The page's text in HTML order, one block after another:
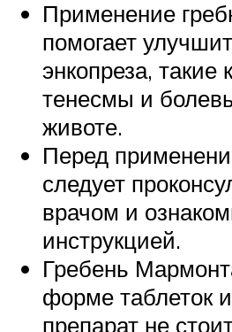
Применение
помогает
энкопреза, такие
тенесмы и
животе.
Перед
следует
врачом и
инструкцией.
Гребень
форме таблеток
препарат не